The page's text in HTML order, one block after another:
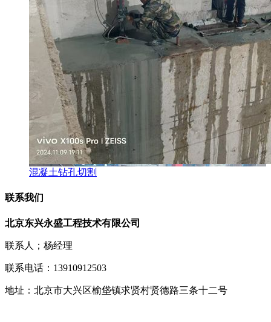
混凝土钻孔切割
联系我们
北京东兴永盛工程技术有限公司
联系人；杨经理
联系电话：13910912503
地址：北京市大兴区榆垡镇求贤村贤德路三条十二号